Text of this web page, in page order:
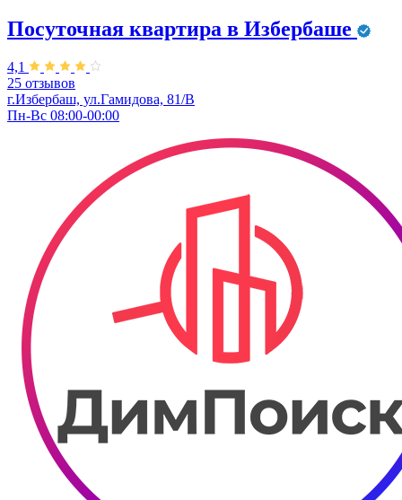
Посуточная квартира в Избербаше
4,1
25 отзывов
г.Избербаш, ул.Гамидова, 81/В
Пн-Вс 08:00-00:00